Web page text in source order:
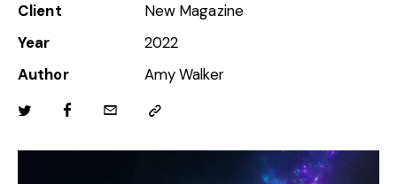
Client
New Magazine
Year
2022
Author
Amy Walker